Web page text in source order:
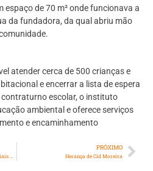
espaço de 70 m² onde funcionava a
da fundadora, da qual abriu mão
atender cerca de 500 crianças e
e encerrar a lista de espera
escolar, o instituto
ambiental e oferece serviços
e encaminhamento
Justiça de SP extingue penas de policiais pelo massacre do Carandiru
PRÓXIMO
Herança de Cid Moreira